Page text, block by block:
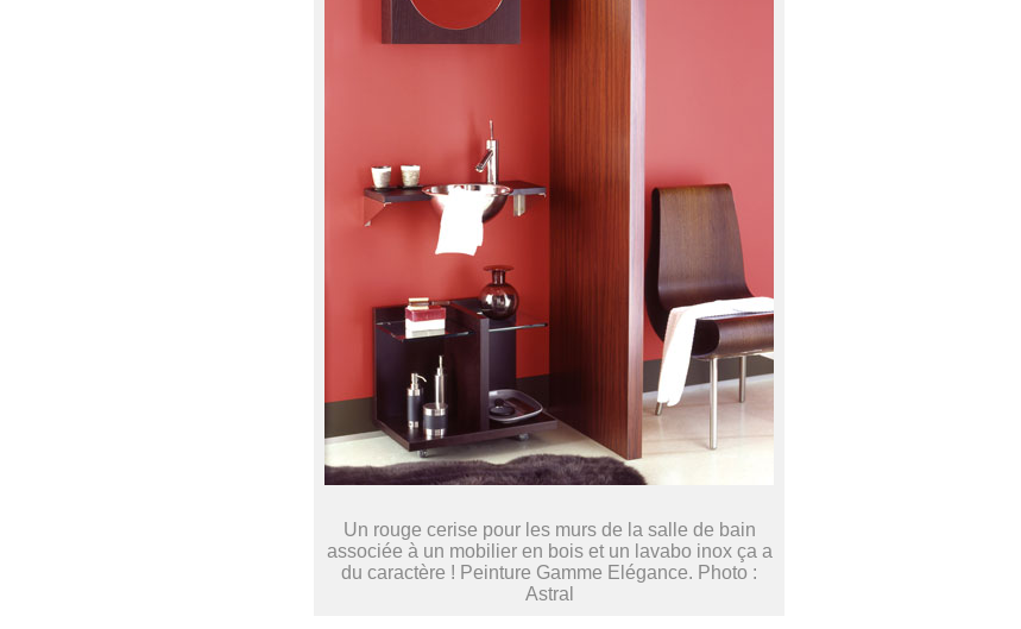
Un rouge cerise pour les murs de la salle de bain
associée à un mobilier en bois et un lavabo inox ça a
du caractère ! Peinture Gamme Elégance. Photo :
Astral